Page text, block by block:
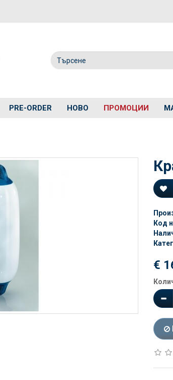
PRE-ORDER НОВО ПРОМОЦИИ
Код
€